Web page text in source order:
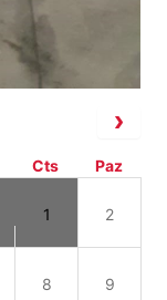
Cts Paz
1 2
8 9